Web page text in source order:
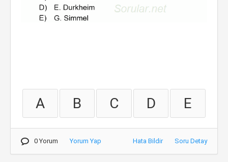
A B C D E
0 Yorum Yorum Yap Hata Bildir Soru Detay